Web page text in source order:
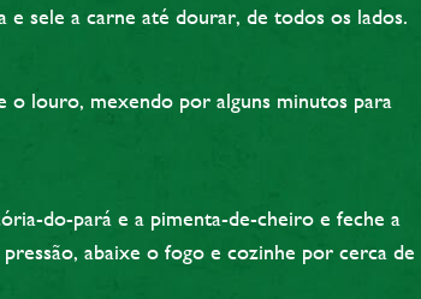
e sele a carne até dourar, de todos os lados.
o louro, mexendo por alguns minutos para
do-pará e a pimenta-de-cheiro e feche a
abaixe o fogo e cozinhe por cerca de